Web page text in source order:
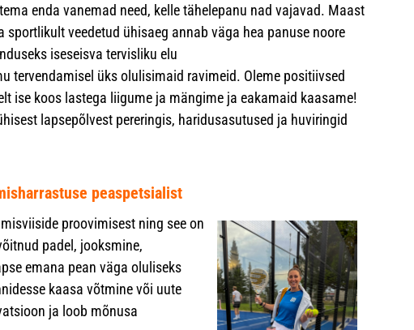
enda vanemad need, kelle tähelepanu nad vajavad. Maast
veedetud ühisaeg annab väga hea panuse noore
iseseisva tervisliku elu
tervendamisel üks olulisimaid ravimeid. Oleme positiivsed
ise koos lastega liigume ja mängime ja eakamaid kaasame!
lapsepõlvest pereringis, haridusasutused ja huviringid
peaspetsialist
proovimisest ning see on
padel, jooksmine,
emana pean väga oluliseks
kaasa võtmine või uute
ja loob mõnusa